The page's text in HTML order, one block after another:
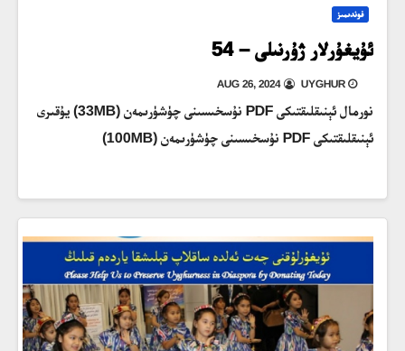
فوندىمىز
ئۇيغۇرلار ژۇرنىلى – 54
AUG 26, 2024 UYGHUR
نورمال ئېنىقلىقتىكى PDF نۇسخىسىنى چۈشۈرىمەن (33MB) يۇقىرى
ئېنىقلىقتىكى PDF نۇسخىسىنى چۈشۈرىمەن (100MB)